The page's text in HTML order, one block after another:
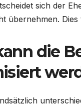
sich der
übernehmen.
die